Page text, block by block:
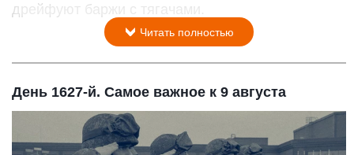
дрейфуют баржи с тягачами.
Читать полностью
День 1627-й. Самое важное к 9 августа